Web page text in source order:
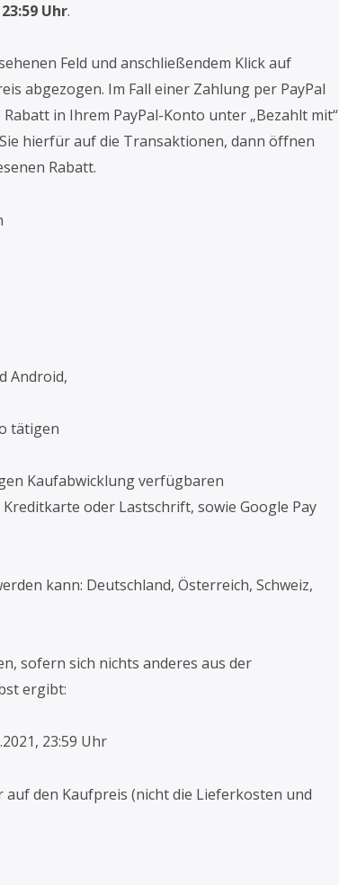
Uhr.
Feld und anschließendem Klick auf
abgezogen. Im Fall einer Zahlung per PayPal
in Ihrem PayPal-Konto unter „Bezahlt mit“
hierfür auf die Transaktionen, dann öffnen
Rabatt.
Android,
tätigen
Kaufabwicklung verfügbaren
oder Lastschrift, sowie Google Pay
kann: Deutschland, Österreich, Schweiz,
sofern sich nichts anderes aus der
ergibt:
23:59 Uhr
auf den Kaufpreis (nicht die Lieferkosten und